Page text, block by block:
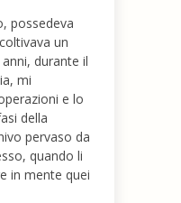
possedeva
un
anni, durante il
mi
e lo
della
pervaso da
quando li
in mente quei